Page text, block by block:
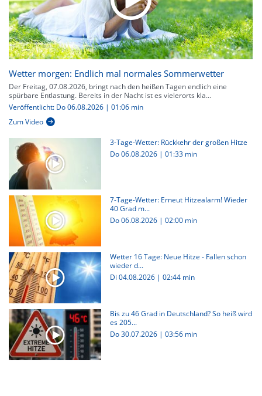
Wetter morgen: Endlich mal normales Sommerwetter
Der Freitag, 07.08.2026, bringt nach den heißen Tagen endlich eine
spürbare Entlastung. Bereits in der Nacht ist es vielerorts kla...
Veröffentlicht: Do 06.08.2026 | 01:06 min
Zum Video
3-Tage-Wetter: Rückkehr der großen Hitze
Do 06.08.2026 | 01:33 min
7-Tage-Wetter: Erneut Hitzealarm! Wieder
40 Grad m...
Do 06.08.2026 | 02:00 min
Wetter 16 Tage: Neue Hitze - Fallen schon
wieder d...
Di 04.08.2026 | 02:44 min
Bis zu 46 Grad in Deutschland? So heiß wird
es 205...
Do 30.07.2026 | 03:56 min